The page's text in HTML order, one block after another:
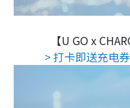
【U GO x
> 打卡即送充电